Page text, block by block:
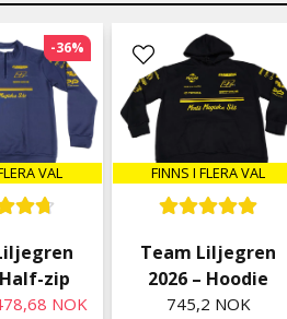
VAL
zip
NOK
-36%
FINNS I FLERA VAL
Team Liljegren
2026 – Hoodie
745,2 NOK